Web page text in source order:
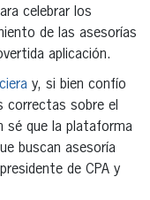
celebrar los
de las asesorías
aplicación.
y, si bien confío
correctas sobre el
sé que la plataforma
buscan asesoría
de CPA y